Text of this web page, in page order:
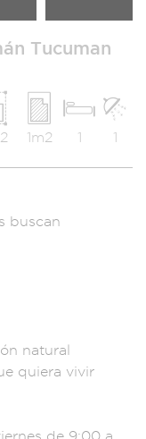
Tucuman
1
1
1m2
buscan
natural
quiera vivir